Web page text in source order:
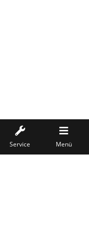

Service

Menü